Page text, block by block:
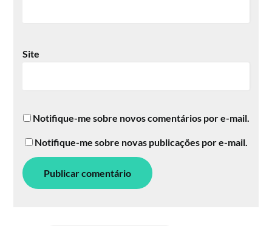
Site
Notifique-me sobre novos comentários por e-mail.
Notifique-me sobre novas publicações por e-mail.